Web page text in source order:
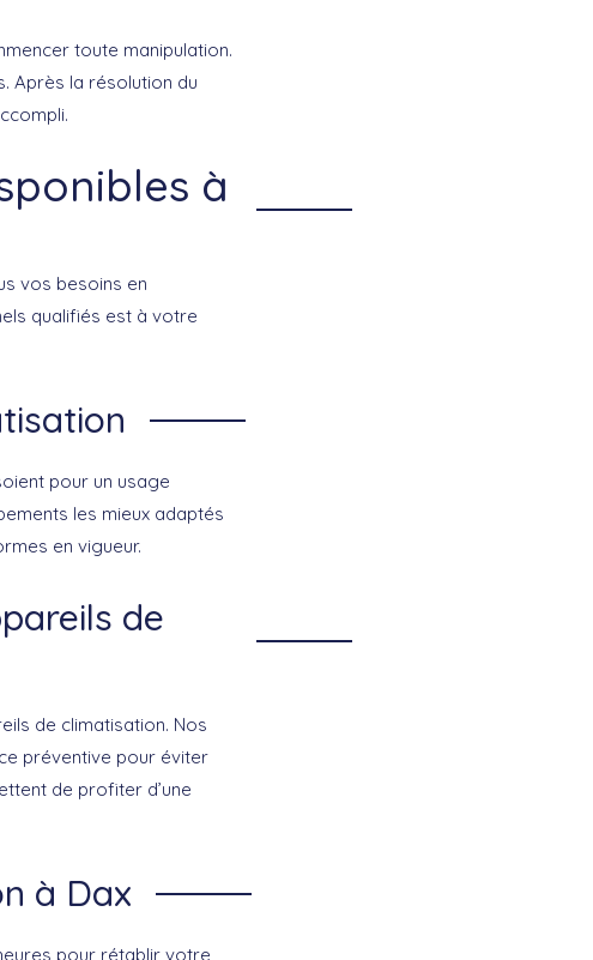
toute manipulation.
Après la résolution du
à
vos besoins en
qualifiés est à votre
pour un usage
les mieux adaptés
en vigueur.
de
de climatisation. Nos
préventive pour éviter
de profiter d’une
à Dax
pour rétablir votre